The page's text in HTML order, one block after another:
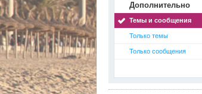
Дополнительно
Темы и сообщения
Только темы
Только сообщения